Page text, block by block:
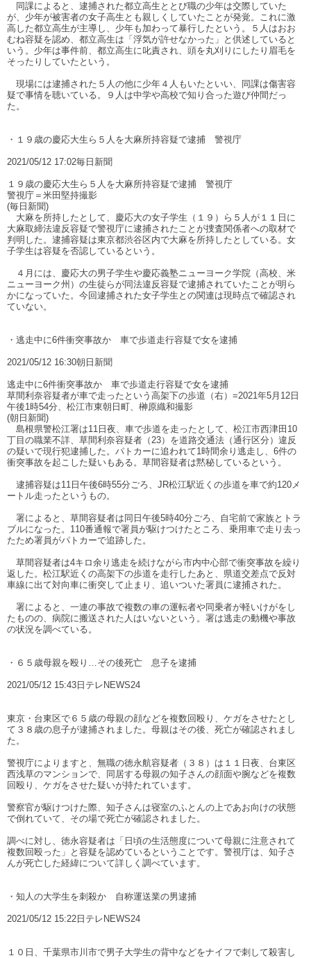
同課によると、逮捕された都立高生ととび職の少年は交際していた
が、少年が被害者の女子高生とも親しくしていたことが発覚。これに激
高した都立高生が主導し、少年も加わって暴行したという。５人はおお
むね容疑を認め、都立高生は「浮気が許せなかった」と供述していると
いう。少年は事件前、都立高生に叱責され、頭を丸刈りにしたり眉毛を
そったりしていたという。
現場には逮捕された５人の他に少年４人もいたといい、同課は傷害容
疑で事情を聴いている。９人は中学や高校で知り合った遊び仲間だっ
た。
・１９歳の慶応大生ら５人を大麻所持容疑で逮捕 警視庁
2021/05/12 17:02毎日新聞
１９歳の慶応大生ら５人を大麻所持容疑で逮捕 警視庁
警視庁＝米田堅持撮影
(毎日新聞)
大麻を所持したとして、慶応大の女子学生（１９）ら５人が１１日に
大麻取締法違反容疑で警視庁に逮捕されたことが捜査関係者への取材で
判明した。逮捕容疑は東京都渋谷区内で大麻を所持したとしている。女
子学生は容疑を否認しているという。
４月には、慶応大の男子学生や慶応義塾ニューヨーク学院（高校、米
ニューヨーク州）の生徒らが同法違反容疑で逮捕されていたことが明ら
かになっていた。今回逮捕された女子学生との関連は現時点で確認され
ていない。
・逃走中に6件衝突事故か 車で歩道走行容疑で女を逮捕
2021/05/12 16:30朝日新聞
逃走中に6件衝突事故か 車で歩道走行容疑で女を逮捕
草間利奈容疑者が車で走ったという高架下の歩道（右）=2021年5月12日
午後1時54分、松江市東朝日町、榊原織和撮影
(朝日新聞)
島根県警松江署は11日夜、車で歩道を走ったとして、松江市西津田10
丁目の職業不詳、草間利奈容疑者（23）を道路交通法（通行区分）違反
の疑いで現行犯逮捕した。パトカーに追われて1時間余り逃走し、6件の
衝突事故を起こした疑いもある。草間容疑者は黙秘しているという。
逮捕容疑は11日午後6時55分ごろ、JR松江駅近くの歩道を車で約120メ
ートル走ったというもの。
署によると、草間容疑者は同日午後5時40分ごろ、自宅前で家族とトラ
ブルになった。110番通報で署員が駆けつけたところ、乗用車で走り去っ
たため署員がパトカーで追跡した。
草間容疑者は4キロ余り逃走を続けながら市内中心部で衝突事故を繰り
返した。松江駅近くの高架下の歩道を走行したあと、県道交差点で反対
車線に出て対向車に衝突して止まり、追いついた署員に逮捕された。
署によると、一連の事故で複数の車の運転者や同乗者が軽いけがをし
たものの、病院に搬送された人はいないという。署は逃走の動機や事故
の状況を調べている。
・６５歳母親を殴り…その後死亡 息子を逮捕
2021/05/12 15:43日テレNEWS24
東京・台東区で６５歳の母親の顔などを複数回殴り、ケガをさせたとし
て３８歳の息子が逮捕されました。母親はその後、死亡が確認されまし
た。
警視庁によりますと、無職の徳永航容疑者（３８）は１１日夜、台東区
西浅草のマンションで、同居する母親の知子さんの顔面や腕などを複数
回殴り、ケガをさせた疑いが持たれています。
警察官が駆けつけた際、知子さんは寝室のふとんの上であお向けの状態
で倒れていて、その場で死亡が確認されました。
調べに対し、徳永容疑者は「日頃の生活態度について母親に注意されて
複数回殴った」と容疑を認めているということです。警視庁は、知子さ
んが死亡した経緯について詳しく調べています。
・知人の大学生を刺殺か 自称運送業の男逮捕
2021/05/12 15:22日テレNEWS24
１０日、千葉県市川市で男子大学生の背中などをナイフで刺して殺害し